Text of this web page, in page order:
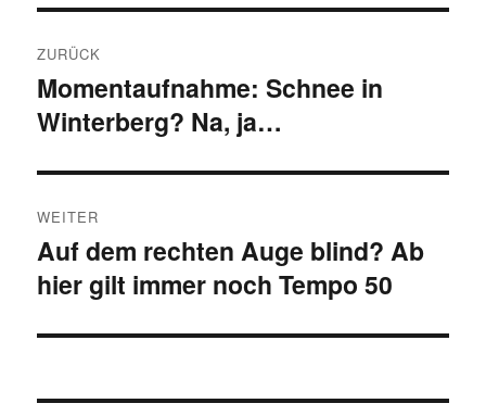
ZURÜCK
Vorheriger
Beitrag:
Momentaufnahme: Schnee in
Winterberg? Na, ja…
WEITER
Nächster
Beitrag:
Auf dem rechten Auge blind? Ab
hier gilt immer noch Tempo 50